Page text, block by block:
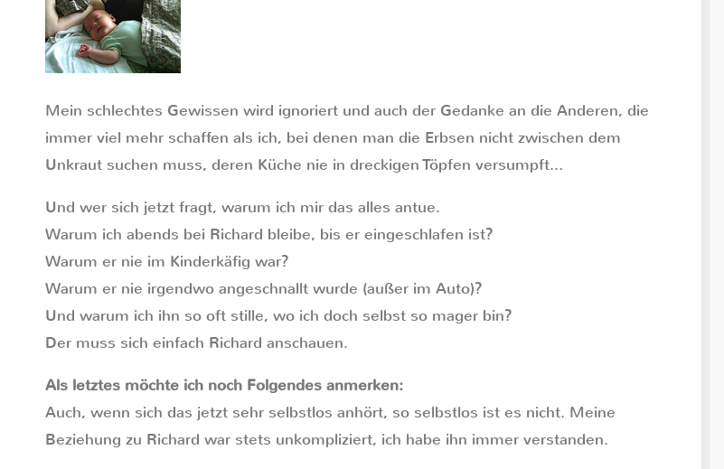
Mein schlechtes Gewissen wird ignoriert und auch der Gedanke an die Anderen, die
immer viel mehr schaffen als ich, bei denen man die Erbsen nicht zwischen dem
Unkraut suchen muss, deren Küche nie in dreckigen Töpfen versumpft…
Und wer sich jetzt fragt, warum ich mir das alles antue.
Warum ich abends bei Richard bleibe, bis er eingeschlafen ist?
Warum er nie im Kinderkäfig war?
Warum er nie irgendwo angeschnallt wurde (außer im Auto)?
Und warum ich ihn so oft stille, wo ich doch selbst so mager bin?
Der muss sich einfach Richard anschauen.
Als letztes möchte ich noch Folgendes anmerken:
Auch, wenn sich das jetzt sehr selbstlos anhört, so selbstlos ist es nicht. Meine
Beziehung zu Richard war stets unkompliziert, ich habe ihn immer verstanden.
Milchstau und Milchbläschen: